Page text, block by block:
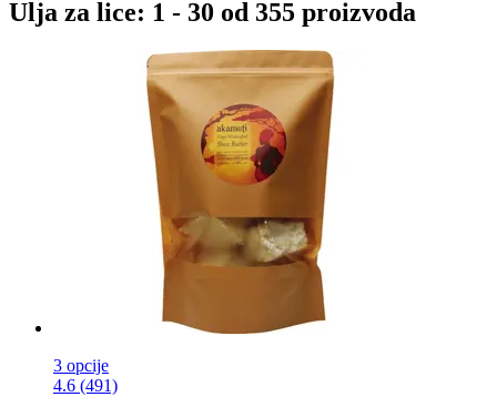
Ulja za lice: 1 - 30 od 355 proizvoda
3 opcije
4.6 (491)